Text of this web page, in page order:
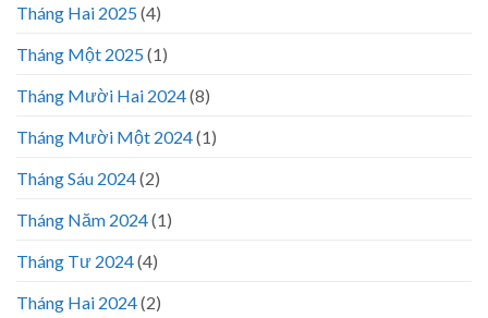
Tháng Hai 2025(4)
Tháng Một 2025(1)
Tháng Mười Hai 2024(8)
Tháng Mười Một 2024(1)
Tháng Sáu 2024(2)
Tháng Năm 2024(1)
Tháng Tư 2024(4)
Tháng Hai 2024(2)